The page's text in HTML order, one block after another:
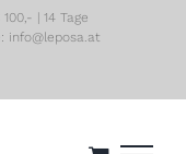
| 14 Tage
info@leposa.at